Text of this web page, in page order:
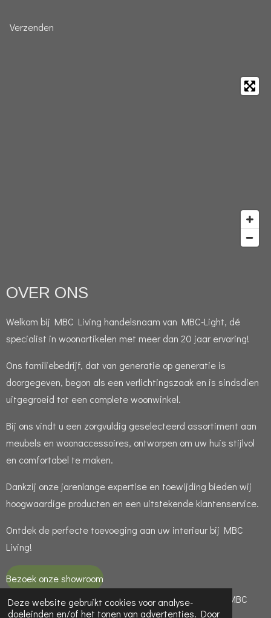
Deze website gebruikt cookies voor analyse-
doeleinden en/of het tonen van advertenties. Door
Verzenden
OVER ONS
Welkom bij MBC Living handelsnaam van MBC-Light, dé
specialist in woonartikelen met meer dan 20 jaar ervaring!
Ons familiebedrijf, dat van generatie op generatie is
doorgegeven, begon als een verlichtingszaak en is sindsdien
uitgegroeid tot een complete woonwinkel.
Bij ons vindt u een zorgvuldig geselecteerd assortiment aan
meubels en woonaccessoires, ontworpen om uw huis stijlvol
en comfortabel te maken.
Dankzij onze jarenlange expertise en toewijding bieden wij
hoogwaardige producten en een uitstekende klantenservice.
Ontdek de perfecte toevoeging aan uw interieur bij MBC
Living!
Bezoek onze showroom
© 2021 - 2026 MBC LIVING is een handelsnaam van MBC